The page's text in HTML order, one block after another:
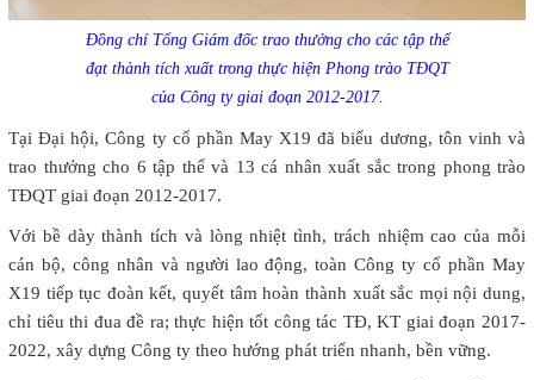
Đồng chí Tổng Giám đốc trao thưởng cho các tập thể
đạt thành tích xuất trong thực hiện Phong trào TĐQT
của Công ty giai đoạn 2012-2017.
Tại Đại hội, Công ty cổ phần May X19 đã biểu dương, tôn vinh và
trao thưởng cho 6 tập thể và 13 cá nhân xuất sắc trong phong trào
TĐQT giai đoạn 2012-2017.
Với bề dày thành tích và lòng nhiệt tình, trách nhiệm cao của mỗi
cán bộ, công nhân và người lao động, toàn Công ty cổ phần May
X19 tiếp tục đoàn kết, quyết tâm hoàn thành xuất sắc mọi nội dung,
chỉ tiêu thi đua đề ra; thực hiện tốt công tác TĐ, KT giai đoạn 2017-
2022, xây dựng Công ty theo hướng phát triển nhanh, bền vững.